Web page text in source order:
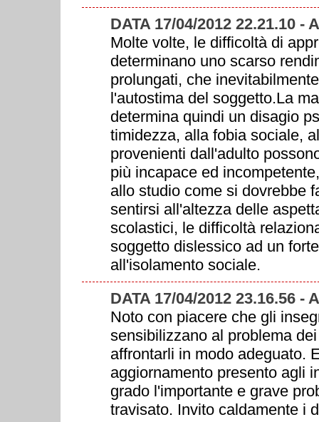
DATA 17/04/2012 22.21.10 -
Molte volte, le difficoltà di
determinano uno scarso
prolungati, che
l'autostima del soggetto.La
determina quindi un disagio
timidezza, alla fobia sociale,
provenienti dall'adulto
più incapace ed
allo studio come si dovrebbe
sentirsi all'altezza delle
scolastici, le difficoltà
soggetto dislessico ad un
all'isolamento sociale.
DATA 17/04/2012 23.16.56 -
Noto con piacere che gli
sensibilizzano al problema
affrontarli in modo adeguato.
aggiornamento presento agli
grado l'importante e grave
travisato. Invito caldamente i